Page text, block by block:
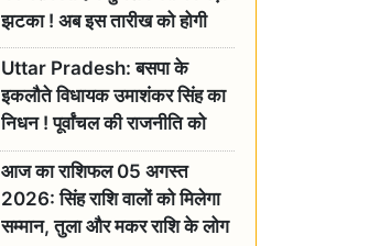
झटका ! अब इस तारीख को होगी
सुनवाई
Uttar Pradesh: बसपा के
इकलौते विधायक उमाशंकर सिंह का
निधन ! पूर्वांचल की राजनीति को
बड़ा झटका, योगी ने जताया दुःख
आज का राशिफल 05 अगस्त
2026: सिंह राशि वालों को मिलेगा
सम्मान, तुला और मकर राशि के लोग